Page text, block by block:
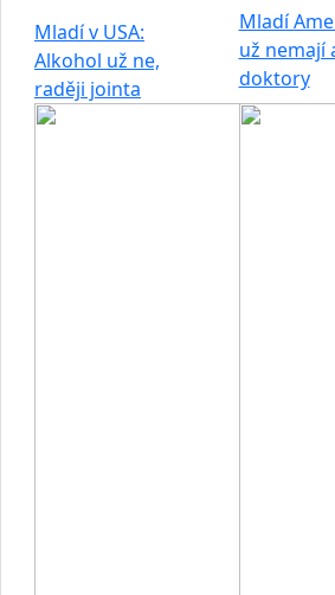
Mladí v USA:
Alkohol už ne,
raději jointa
Mladí
už nemají
doktory